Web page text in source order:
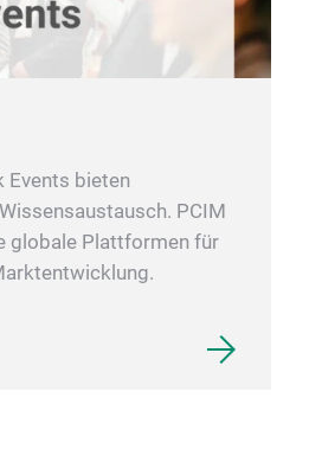
Events bieten
PCIM
globale Plattformen für